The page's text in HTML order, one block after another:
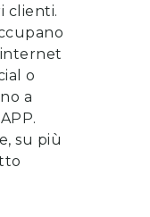
clienti.
o
a
su più